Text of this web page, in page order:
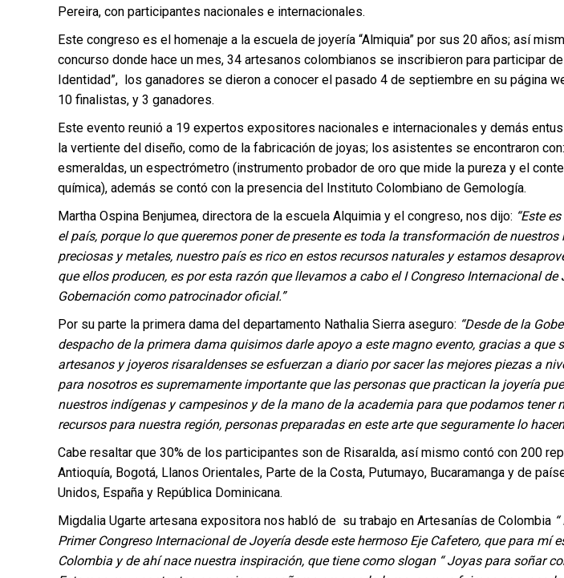
Pereira, con participantes nacionales e internacionales.
Este congreso es el homenaje a la escuela de joyería “Almiquia” por sus 20 años; así
concurso donde hace un mes, 34 artesanos colombianos se inscribieron para participar
Identidad”, los ganadores se dieron a conocer el pasado 4 de septiembre en su página
10 finalistas, y 3 ganadores.
Este evento reunió a 19 expertos expositores nacionales e internacionales y demás
la vertiente del diseño, como de la fabricación de joyas; los asistentes se encontraron
esmeraldas, un espectrómetro (instrumento probador de oro que mide la pureza y el
química), además se contó con la presencia del Instituto Colombiano de Gemología.
Martha Ospina Benjumea, directora de la escuela Alquimia y el congreso, nos dijo: “Este
el país, porque lo que queremos poner de presente es toda la transformación de nuestros
preciosas y metales, nuestro país es rico en estos recursos naturales y estamos
que ellos producen, es por esta razón que llevamos a cabo el I Congreso Internacional
Gobernación como patrocinador oficial.”
Por su parte la primera dama del departamento Nathalia Sierra aseguro: “Desde de la
despacho de la primera dama quisimos darle apoyo a este magno evento, gracias a que
artesanos y joyeros risaraldenses se esfuerzan a diario por sacer las mejores piezas a
para nosotros es supremamente importante que las personas que practican la joyería
nuestros indígenas y campesinos y de la mano de la academia para que podamos tener
recursos para nuestra región, personas preparadas en este arte que seguramente lo
Cabe resaltar que 30% de los participantes son de Risaralda, así mismo contó con 200
Antioquía, Bogotá, Llanos Orientales, Parte de la Costa, Putumayo, Bucaramanga y de
Unidos, España y República Dominicana.
Migdalia Ugarte artesana expositora nos habló de su trabajo en Artesanías de Colombia
Primer Congreso Internacional de Joyería desde este hermoso Eje Cafetero, que para mí
Colombia y de ahí nace nuestra inspiración, que tiene como slogan “ Joyas para soñar